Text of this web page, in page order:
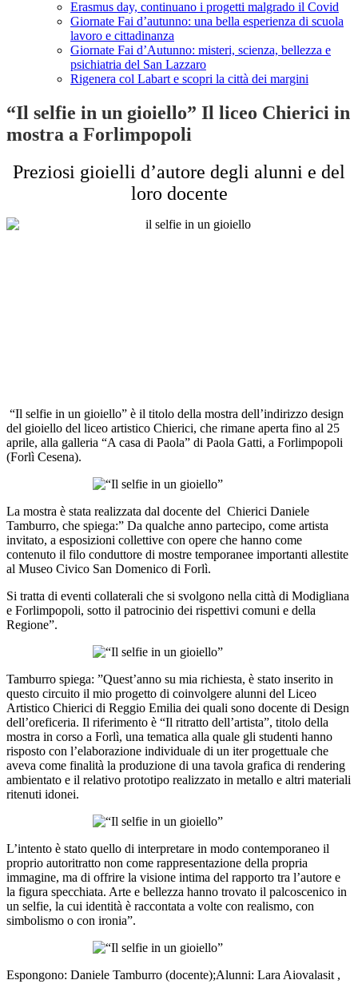
Erasmus day, continuano i progetti malgrado il Covid
Giornate Fai d’autunno: una bella esperienza di scuola
lavoro e cittadinanza
Giornate Fai d’Autunno: misteri, scienza, bellezza e
psichiatria del San Lazzaro
Rigenera col Labart e scopri la città dei margini
“Il selfie in un gioiello” Il liceo Chierici in
mostra a Forlimpopoli
Preziosi gioielli d’autore degli alunni e del
loro docente
“Il selfie in un gioiello” è il titolo della mostra dell’indirizzo design
del gioiello del liceo artistico Chierici, che rimane aperta fino al 25
aprile, alla galleria “A casa di Paola” di Paola Gatti, a Forlimpopoli
(Forlì Cesena).
La mostra è stata realizzata dal docente del Chierici Daniele
Tamburro, che spiega:” Da qualche anno partecipo, come artista
invitato, a esposizioni collettive con opere che hanno come
contenuto il filo conduttore di mostre temporanee importanti allestite
al Museo Civico San Domenico di Forlì.
Si tratta di eventi collaterali che si svolgono nella città di Modigliana
e Forlimpopoli, sotto il patrocinio dei rispettivi comuni e della
Regione”.
Tamburro spiega: ”Quest’anno su mia richiesta, è stato inserito in
questo circuito il mio progetto di coinvolgere alunni del Liceo
Artistico Chierici di Reggio Emilia dei quali sono docente di Design
dell’oreficeria. Il riferimento è “Il ritratto dell’artista”, titolo della
mostra in corso a Forlì, una tematica alla quale gli studenti hanno
risposto con l’elaborazione individuale di un iter progettuale che
aveva come finalità la produzione di una tavola grafica di rendering
ambientato e il relativo prototipo realizzato in metallo e altri materiali
ritenuti idonei.
L’intento è stato quello di interpretare in modo contemporaneo il
proprio autoritratto non come rappresentazione della propria
immagine, ma di offrire la visione intima del rapporto tra l’autore e
la figura specchiata. Arte e bellezza hanno trovato il palcoscenico in
un selfie, la cui identità è raccontata a volte con realismo, con
simbolismo o con ironia”.
Espongono: Daniele Tamburro (docente);Alunni: Lara Aiovalasit ,